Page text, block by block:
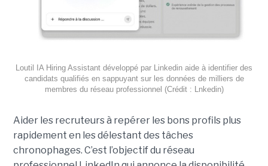
Loutil IA Hiring Assistant développé par Linkedin aide à identifier des
candidats qualifiés en sappuyant sur les données de milliers de
membres du réseau professionnel (Crédit : Lnkedin)
Aider les recruteurs à repérer les bons profils plus
rapidement en les délestant des tâches
chronophages. C’est l’objectif du réseau